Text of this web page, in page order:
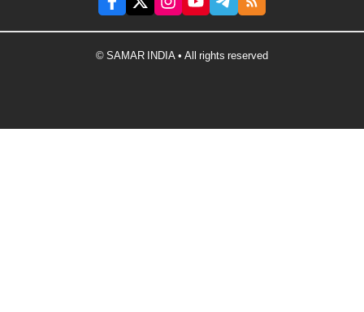
© SAMAR INDIA • All rights reserved